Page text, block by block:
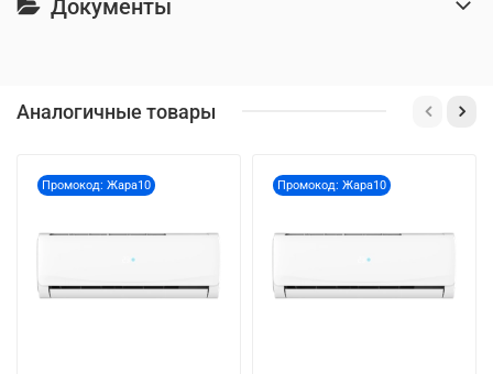
Документы
Аналогичные товары
Промокод: Жара10 Промокод: Жара10